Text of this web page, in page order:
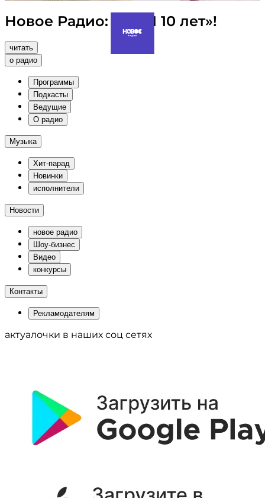
Новое Радио: «НАМ 10 лет»!
читать
о радио
Программы
Подкасты
Ведущие
О радио
Музыка
Хит-парад
Новинки
исполнители
Новости
новое радио
Шоу-бизнес
Видео
конкурсы
Контакты
Рекламодателям
актуалочки в наших соц сетях